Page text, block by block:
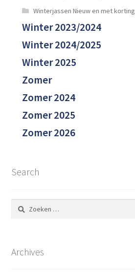
Winterjassen Nieuw en met korting
Winter 2023/2024
Winter 2024/2025
Winter 2025
Zomer
Zomer 2024
Zomer 2025
Zomer 2026
Search
Zoeken
naar:
Archives